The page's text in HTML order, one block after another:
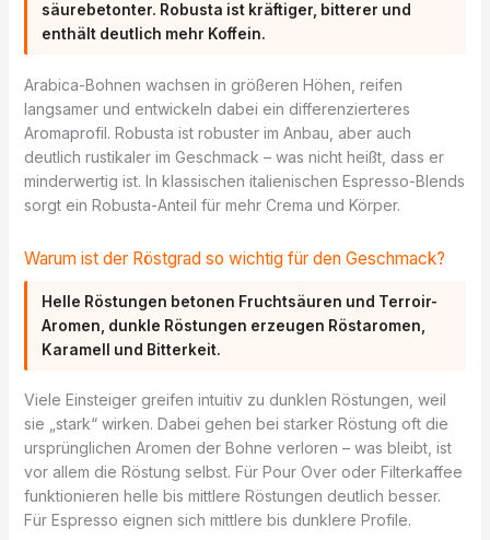
säurebetonter. Robusta ist kräftiger, bitterer und
enthält deutlich mehr Koffein.
Arabica-Bohnen wachsen in größeren Höhen, reifen
langsamer und entwickeln dabei ein differenzierteres
Aromaprofil. Robusta ist robuster im Anbau, aber auch
deutlich rustikaler im Geschmack – was nicht heißt, dass er
minderwertig ist. In klassischen italienischen Espresso-Blends
sorgt ein Robusta-Anteil für mehr Crema und Körper.
Warum ist der Röstgrad so wichtig für den Geschmack?
Helle Röstungen betonen Fruchtsäuren und Terroir-
Aromen, dunkle Röstungen erzeugen Röstaromen,
Karamell und Bitterkeit.
Viele Einsteiger greifen intuitiv zu dunklen Röstungen, weil
sie „stark“ wirken. Dabei gehen bei starker Röstung oft die
ursprünglichen Aromen der Bohne verloren – was bleibt, ist
vor allem die Röstung selbst. Für Pour Over oder Filterkaffee
funktionieren helle bis mittlere Röstungen deutlich besser.
Für Espresso eignen sich mittlere bis dunklere Profile.